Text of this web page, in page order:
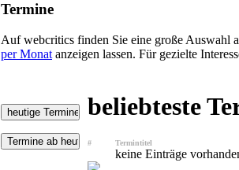
Termine
Auf webcritics finden Sie eine große Auswahl
per Monat anzeigen lassen. Für gezielte
beliebteste
# Termintitel
keine Einträge